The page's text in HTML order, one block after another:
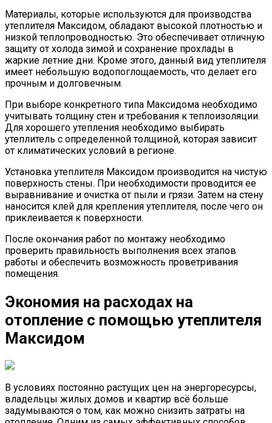
Материалы, которые используются для производства
утеплителя Максидом, обладают высокой плотностью и
низкой теплопроводностью. Это обеспечивает отличную
защиту от холода зимой и сохранение прохлады в
жаркие летние дни. Кроме этого, данный вид утеплителя
имеет небольшую водопоглощаемость, что делает его
прочным и долговечным.
При выборе конкретного типа Максидома необходимо
учитывать толщину стен и требования к теплоизоляции.
Для хорошего утепления необходимо выбирать
утеплитель с определенной толщиной, которая зависит
от климатических условий в регионе.
Установка утеплителя Максидом производится на чистую
поверхность стены. При необходимости проводится ее
выравнивание и очистка от пыли и грязи. Затем на стену
наносится клей для крепления утеплителя, после чего он
приклеивается к поверхности.
После окончания работ по монтажу необходимо
проверить правильность выполнения всех этапов
работы и обеспечить возможность проветривания
помещения.
Экономия на расходах на
отопление с помощью утеплителя
Максидом
В условиях постоянно растущих цен на энергоресурсы,
владельцы жилых домов и квартир всё больше
задумываются о том, как можно снизить затраты на